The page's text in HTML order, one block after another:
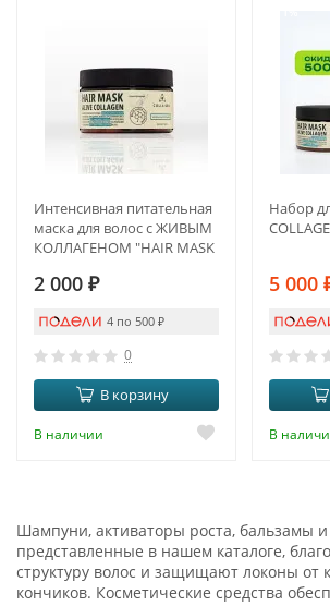
Интенсивная питательная
маска для волос с ЖИВЫМ
КОЛЛАГЕНОМ "HAIR MASK
2 000 ₽
4 по 500 ₽
0
В корзину
В наличии
Набор
5 000
В
Шампуни, активаторы роста, бальзамы и
представленные в нашем каталоге,
структуру волос и защищают локоны от
кончиков. Косметические средства